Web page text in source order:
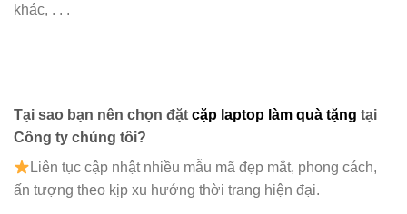
khác, . . .
Tại sao bạn nên chọn đặt cặp laptop làm quà tặng tại
Công ty chúng tôi?
Liên tục cập nhật nhiều mẫu mã đẹp mắt, phong cách,
ấn tượng theo kịp xu hướng thời trang hiện đại.